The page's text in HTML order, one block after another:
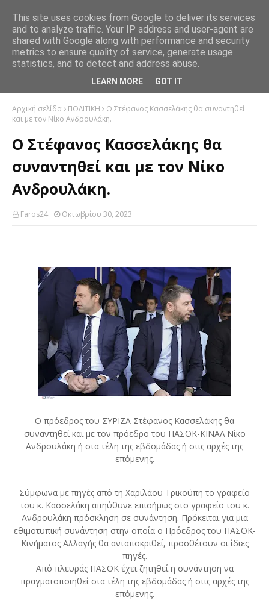
Αρχική σελίδα ΠΟΛΙΤΙΚΗ
Ο Στέφανος Κασσελάκης θα συναντηθεί
και με τον Νίκο Ανδρουλάκη.
Ο Στέφανος Κασσελάκης θα
συναντηθεί και με τον Νίκο
Ανδρουλάκη.
Faros24 Οκτωβρίου 30, 2023
Ο πρόεδρος του ΣΥΡΙΖΑ Στέφανος Κασσελάκης θα
συναντηθεί και με τον πρόεδρο του ΠΑΣΟΚ-ΚΙΝΑΛ Νίκο
Ανδρουλάκη ή στα τέλη της εβδομάδας ή στις αρχές της
επόμενης.
Σύμφωνα με πηγές από τη Χαριλάου Τρικούπη το γραφείο
του κ. Κασσελάκη απηύθυνε επισήμως στο γραφείο του κ.
Ανδρουλάκη πρόσκληση σε συνάντηση. Πρόκειται για μια
εθιμοτυπική συνάντηση στην οποία ο Πρόεδρος του ΠΑΣΟΚ-
Κινήματος Αλλαγής θα ανταποκριθεί, προσθέτουν οι ίδιες
πηγές.
Από πλευράς ΠΑΣΟΚ έχει ζητηθεί η συνάντηση να
πραγματοποιηθεί στα τέλη της εβδομάδας ή στις αρχές της
επόμενης.
This site uses cookies from Google to deliver its services
and to analyze traffic. Your IP address and user-agent are
shared with Google along with performance and security
metrics to ensure quality of service, generate usage
statistics, and to detect and address abuse.
LEARN MORE GOT IT